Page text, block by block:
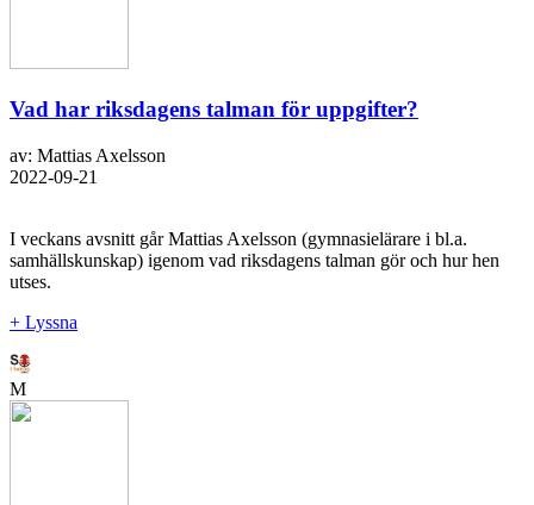
Vad har riksdagens talman för uppgifter?
av: Mattias Axelsson
2022-09-21
I veckans avsnitt går Mattias Axelsson (gymnasielärare i bl.a.
samhällskunskap) igenom vad riksdagens talman gör och hur hen
utses.
+ Lyssna
M